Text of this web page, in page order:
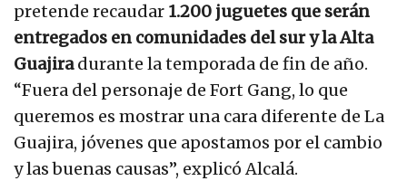
pretende recaudar 1.200 juguetes que serán
entregados en comunidades del sur y la Alta
Guajiradurante la temporada de fin de año.
“Fuera del personaje de Fort Gang, lo que
queremos es mostrar una cara diferente de La
Guajira, jóvenes que apostamos por el cambio
y las buenas causas”, explicó Alcalá.